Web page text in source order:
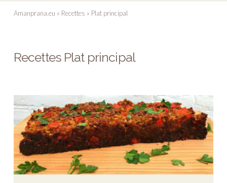
Amanprana.eu » Recettes » Plat principal
Recettes Plat principal